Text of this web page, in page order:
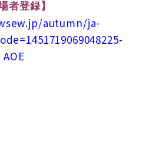
者登録】
autumn/ja-
AOE